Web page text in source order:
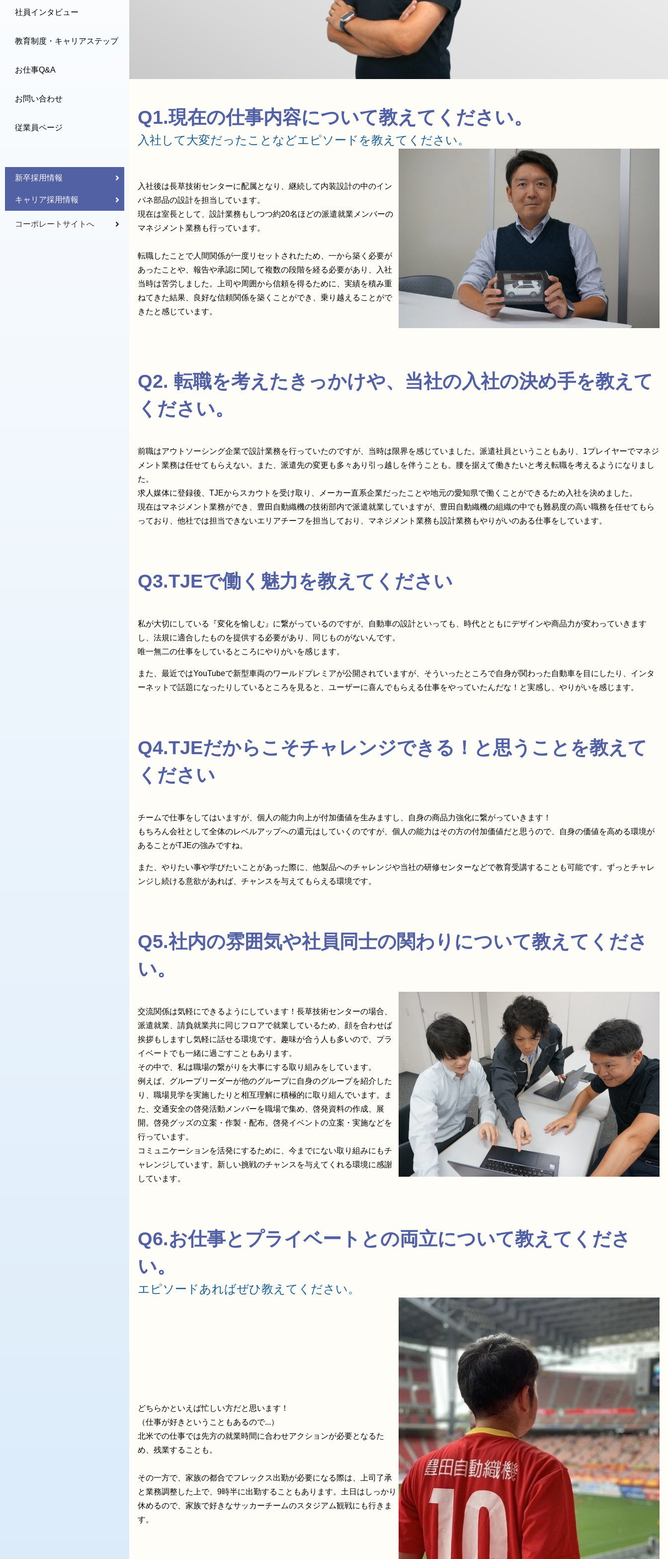
社員インタビュー
教育制度・キャリアステップ
お仕事Q&A
お問い合わせ
従業員ページ
新卒採用情報
キャリア採用情報
コーポレートサイトへ
Q1.現在の仕事内容について教えてください。
入社して大変だったことなどエピソードを教えてください。
入社後は長草技術センターに配属となり、継続して内装設計の中のイン
パネ部品の設計を担当しています。
現在は室長として、設計業務もしつつ約20名ほどの派遣就業メンバーの
マネジメント業務も行っています。
転職したことで人間関係が一度リセットされたため、一から築く必要が
あったことや、報告や承認に関して複数の段階を経る必要があり、入社
当時は苦労しました。上司や周囲から信頼を得るために、実績を積み重
ねてきた結果、良好な信頼関係を築くことができ、乗り越えることがで
きたと感じています。
Q2. 転職を考えたきっかけや、当社の入社の決め手を教えて
ください。
前職はアウトソーシング企業で設計業務を行っていたのですが、当時は限界を感じていました。派遣社員ということもあり、1プレイヤーでマネジ
メント業務は任せてもらえない。また、派遣先の変更も多々あり引っ越しを伴うことも。腰を据えて働きたいと考え転職を考えるようになりまし
た。
求人媒体に登録後、TJEからスカウトを受け取り、メーカー直系企業だったことや地元の愛知県で働くことができるため入社を決めました。
現在はマネジメント業務ができ、豊田自動織機の技術部内で派遣就業していますが、豊田自動織機の組織の中でも難易度の高い職務を任せてもら
っており、他社では担当できないエリアチーフを担当しており、マネジメント業務も設計業務もやりがいのある仕事をしています。
Q3.TJEで働く魅力を教えてください
私が大切にしている『変化を愉しむ』に繋がっているのですが、自動車の設計といっても、時代とともにデザインや商品力が変わっていきます
し、法規に適合したものを提供する必要があり、同じものがないんです。
唯一無二の仕事をしているところにやりがいを感じます。
また、最近ではYouTubeで新型車両のワールドプレミアが公開されていますが、そういったところで自身が関わった自動車を目にしたり、インタ
ーネットで話題になったりしているところを見ると、ユーザーに喜んでもらえる仕事をやっていたんだな！と実感し、やりがいを感じます。
Q4.TJEだからこそチャレンジできる！と思うことを教えて
ください
チームで仕事をしてはいますが、個人の能力向上が付加価値を生みますし、自身の商品力強化に繋がっていきます！
もちろん会社として全体のレベルアップへの還元はしていくのですが、個人の能力はその方の付加価値だと思うので、自身の価値を高める環境が
あることがTJEの強みですね。
また、やりたい事や学びたいことがあった際に、他製品へのチャレンジや当社の研修センターなどで教育受講することも可能です。ずっとチャレ
ンジし続ける意欲があれば、チャンスを与えてもらえる環境です。
Q5.社内の雰囲気や社員同士の関わりについて教えてくださ
い。
交流関係は気軽にできるようにしています！長草技術センターの場合、
派遣就業、請負就業共に同じフロアで就業しているため、顔を合わせば
挨拶もしますし気軽に話せる環境です。趣味が合う人も多いので、プラ
イベートでも一緒に過ごすこともあります。
その中で、私は職場の繋がりを大事にする取り組みをしています。
例えば、グループリーダーが他のグループに自身のグループを紹介した
り、職場見学を実施したりと相互理解に積極的に取り組んでいます。ま
た、交通安全の啓発活動メンバーを職場で集め、啓発資料の作成、展
開。啓発グッズの立案・作製・配布。啓発イベントの立案・実施などを
行っています。
コミュニケーションを活発にするために、今までにない取り組みにもチ
ャレンジしています。新しい挑戦のチャンスを与えてくれる環境に感謝
しています。
Q6.お仕事とプライベートとの両立について教えてくださ
い。
エピソードあればぜひ教えてください。
どちらかといえば忙しい方だと思います！
（仕事が好きということもあるので...）
北米での仕事では先方の就業時間に合わせアクションが必要となるた
め、残業することも。
その一方で、家族の都合でフレックス出勤が必要になる際は、上司了承
と業務調整した上で、9時半に出勤することもあります。土日はしっかり
休めるので、家族で好きなサッカーチームのスタジアム観戦にも行きま
す。